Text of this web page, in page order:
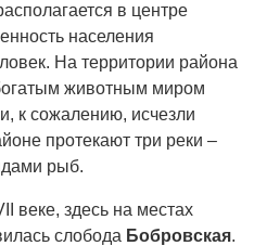
в центре
населения
На территории района
животным миром
к сожалению, исчезли
протекают три реки –
рыб.
веке, здесь на местах
слобода Бобровская.